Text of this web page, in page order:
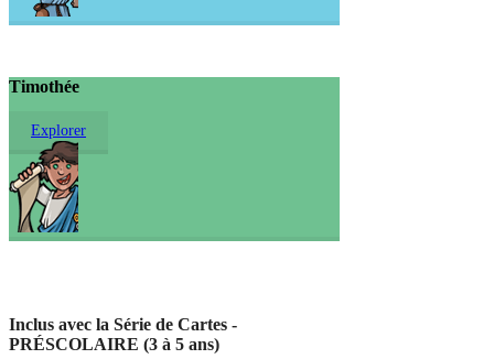
Timothée
Explorer
Inclus avec la Série de Cartes -
PRÉSCOLAIRE (3 à 5 ans)